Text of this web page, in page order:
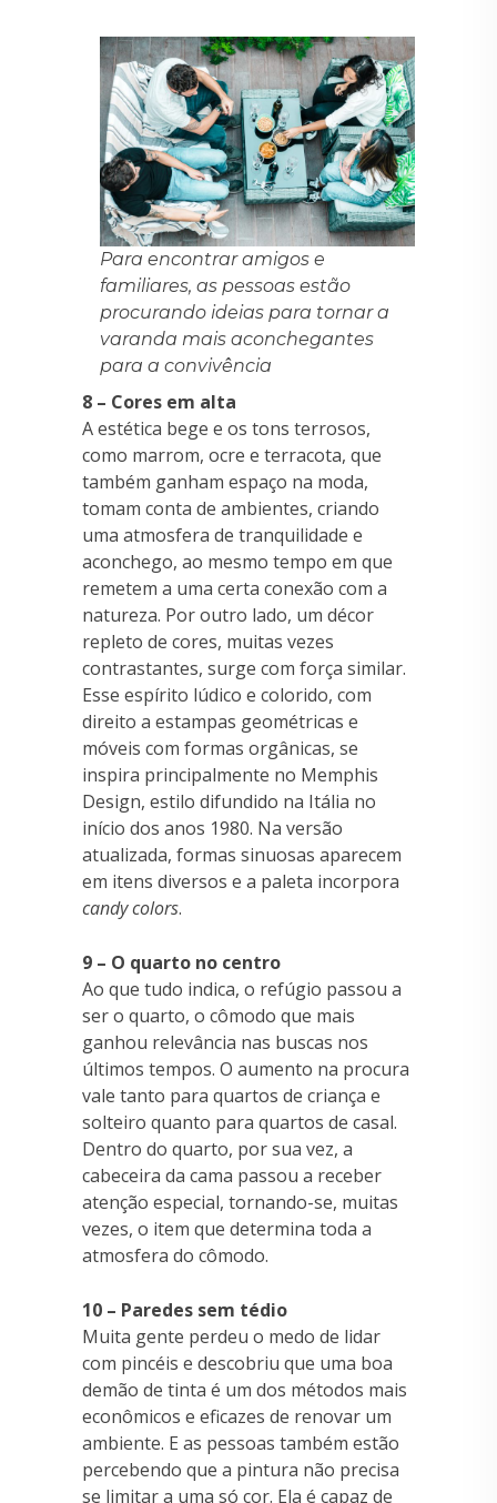
Para encontrar amigos e
familiares, as pessoas estão
procurando ideias para tornar a
varanda mais aconchegantes
para a convivência
8 – Cores em alta
A estética bege e os tons terrosos,
como marrom, ocre e terracota, que
também ganham espaço na moda,
tomam conta de ambientes, criando
uma atmosfera de tranquilidade e
aconchego, ao mesmo tempo em que
remetem a uma certa conexão com a
natureza. Por outro lado, um décor
repleto de cores, muitas vezes
contrastantes, surge com força similar.
Esse espírito lúdico e colorido, com
direito a estampas geométricas e
móveis com formas orgânicas, se
inspira principalmente no Memphis
Design, estilo difundido na Itália no
início dos anos 1980. Na versão
atualizada, formas sinuosas aparecem
em itens diversos e a paleta incorpora
candy colors.
9 – O quarto no centro
Ao que tudo indica, o refúgio passou a
ser o quarto, o cômodo que mais
ganhou relevância nas buscas nos
últimos tempos. O aumento na procura
vale tanto para quartos de criança e
solteiro quanto para quartos de casal.
Dentro do quarto, por sua vez, a
cabeceira da cama passou a receber
atenção especial, tornando-se, muitas
vezes, o item que determina toda a
atmosfera do cômodo.
10 – Paredes sem tédio
Muita gente perdeu o medo de lidar
com pincéis e descobriu que uma boa
demão de tinta é um dos métodos mais
econômicos e eficazes de renovar um
ambiente. E as pessoas também estão
percebendo que a pintura não precisa
se limitar a uma só cor. Ela é capaz de